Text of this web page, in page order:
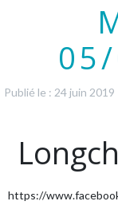
Publié le : 24 juin 2019
https://